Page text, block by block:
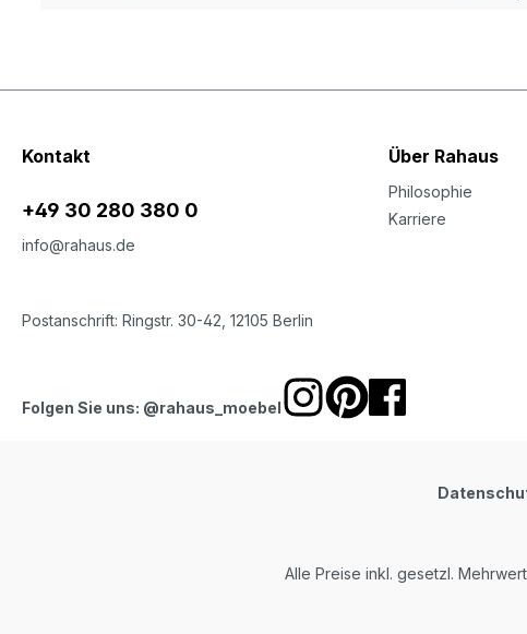
Kontakt
+49 30 280 380 0
info@rahaus.de
Postanschrift: Ringstr. 30-42, 12105 Berlin
Über Rahaus
Philosophie
Karriere
Folgen Sie uns: @rahaus_moebel
Alle Preise inkl. gesetzl.